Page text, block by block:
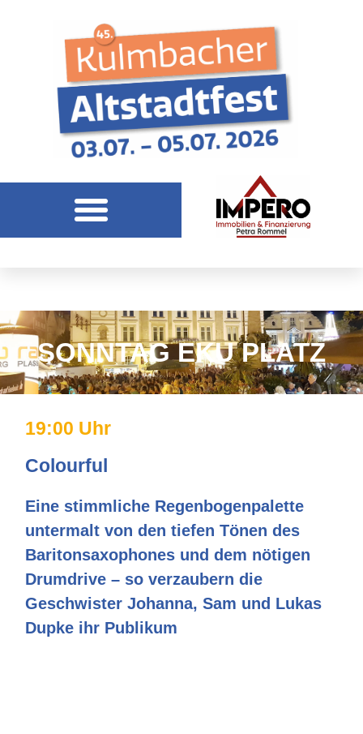
SONNTAG EKU PLATZ
19:00 Uhr
Colourful
Eine stimmliche Regenbogenpalette
untermalt von den tiefen Tönen des
Baritonsaxophones und dem nötigen
Drumdrive – so verzaubern die
Geschwister Johanna, Sam und Lukas
Dupke ihr Publikum